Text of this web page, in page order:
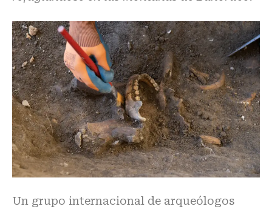
Un grupo internacional de arqueólogos